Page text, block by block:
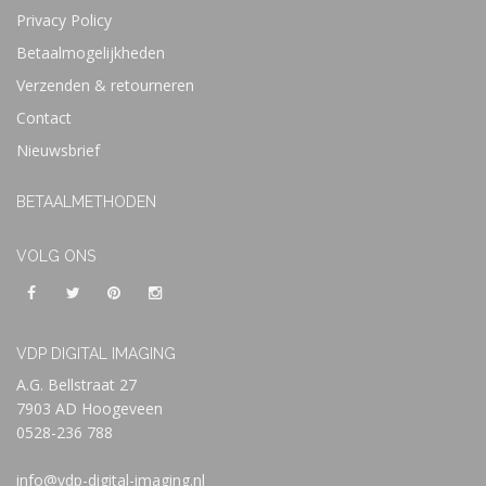
Privacy Policy
Betaalmogelijkheden
Verzenden & retourneren
Contact
Nieuwsbrief
BETAALMETHODEN
VOLG ONS
VDP DIGITAL IMAGING
A.G. Bellstraat 27
7903 AD Hoogeveen
0528-236 788
info@vdp-digital-imaging.nl